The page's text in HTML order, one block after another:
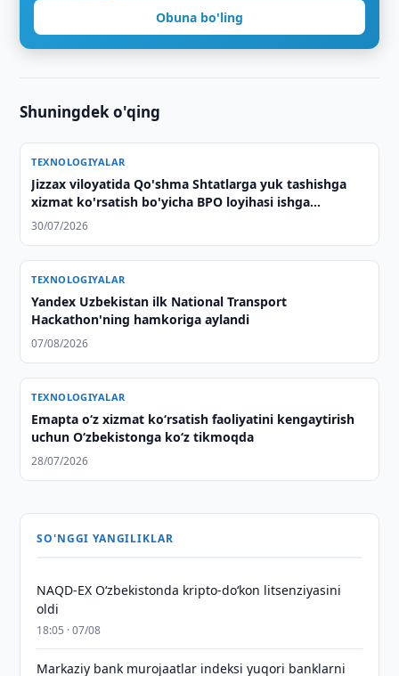
Obuna bo'ling
Shuningdek o'qing
TEXNOLOGIYALAR
Jizzax viloyatida Qo'shma Shtatlarga yuk tashishga
xizmat ko'rsatish bo'yicha BPO loyihasi ishga
tushirildi
30/07/2026
TEXNOLOGIYALAR
Yandex Uzbekistan ilk National Transport
Hackathon'ning hamkoriga aylandi
07/08/2026
TEXNOLOGIYALAR
Emapta oʻz xizmat koʻrsatish faoliyatini kengaytirish
uchun Oʻzbekistonga koʻz tikmoqda
28/07/2026
SO'NGGI YANGILIKLAR
NAQD-EX O‘zbekistonda kripto-do‘kon litsenziyasini
oldi
18:05 · 07/08
Markaziy bank murojaatlar indeksi yuqori banklarni